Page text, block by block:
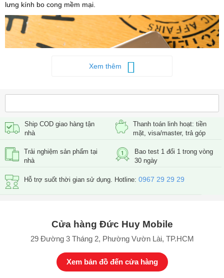
lưng kính bo cong mềm mại.
rộng hơn. Tuy nhiên, cả hai smartphone đều có độ dày 8mm, điều
này khiến cho trọng lượng của máy khá nặng khi cầm nắm.
Galaxy S8 và S8 Plus đều được trang bị tấm nền cao cấp Super
Xem thêm
Ship COD giao hàng tận
nhà
Thanh toán linh hoạt: tiền
mặt, visa/master, trả góp
Trải nghiệm sản phẩm tại
nhà
Bao test 1 đổi 1 trong vòng
30 ngày
Hỗ trợ suốt thời gian sử dụng. Hotline: 0967 29 29 29
Cửa hàng Đức Huy Mobile
29 Đường 3 Tháng 2, Phường Vườn Lài, TP.HCM
Xem bản đồ đến cửa hàng